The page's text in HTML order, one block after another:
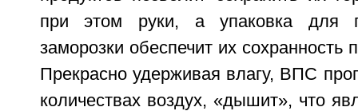
при этом руки, а упаковка для
заморозки обеспечит их сохранность
Прекрасно удерживая влагу, ВПС
количествах воздух, «дышит», что